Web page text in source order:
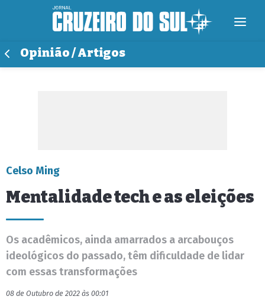
Opinião / Artigos
Celso Ming
Mentalidade tech e as eleições
Os acadêmicos, ainda amarrados a arcabouços
ideológicos do passado, têm dificuldade de lidar
com essas transformações
08 de Outubro de 2022 às 00:01